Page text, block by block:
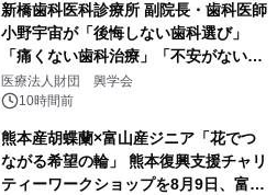
新橋歯科医科診療所 副院長・歯科医師
小野宇宙が「後悔しない歯科選び」
「痛くない歯科治療」「不安がない治
療計画」をテーマに専門監修
医療法人財団 興学会
10時間前
熊本産胡蝶蘭×富山産ジニア「花でつ
ながる希望の輪」 熊本復興支援チャリ
ティーワークショップを8月9日、富